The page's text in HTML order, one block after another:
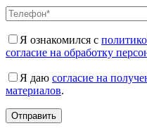
Я ознакомился с
согласие на обработку
Я даю согласие на
материалов.